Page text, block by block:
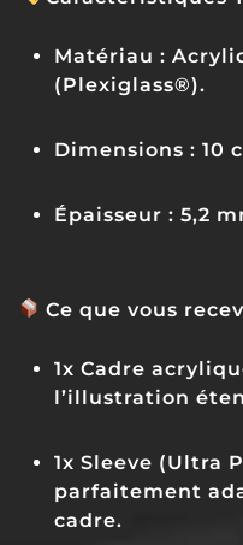
Matériau :
(Plexiglass®).
Dimensions : 10
Épaisseur : 5,2
Ce que vous
1x Cadre
l’illustration
1x Sleeve (Ultra
parfaitement
cadre.